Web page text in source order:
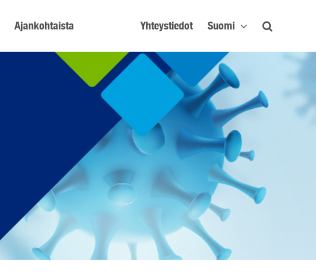
Ajankohtaista Yhteystiedot Suomi